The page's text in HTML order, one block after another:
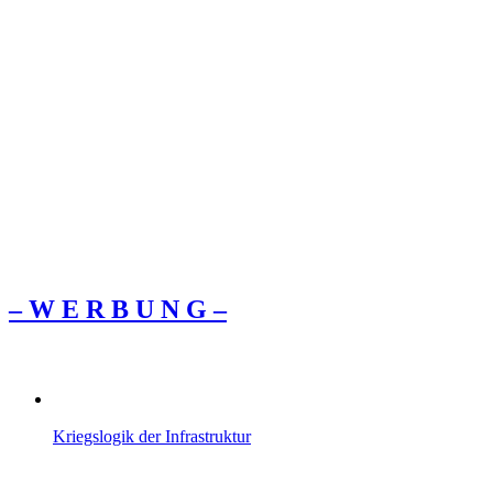
– W Ε R Β U Ν G –
Kriegslogik der Infrastruktur